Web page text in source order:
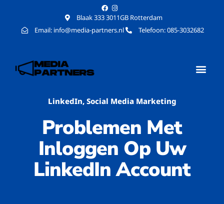
Blaak 333 3011GB Rotterdam
Email: info@media-partners.nl
Telefoon: 085-3032682
LinkedIn, Social Media Marketing
Problemen Met
Inloggen Op Uw
LinkedIn Account